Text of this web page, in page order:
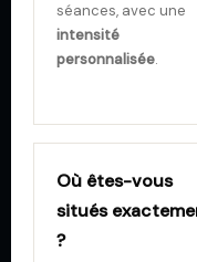
séances, avec une
intensité
personnalisée.
Où êtes-vous
situés
?